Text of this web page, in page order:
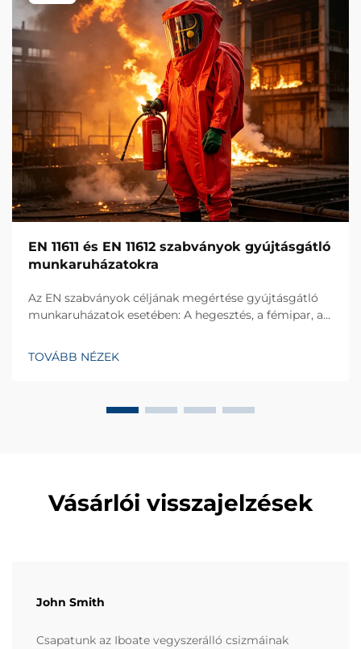
EN 11611 és EN 11612 szabványok gyújtásgátló
munkaruházatokra
Az EN szabványok céljának megértése gyújtásgátló
munkaruházatok esetében: A hegesztés, a fémipar, a
kockázatot jelentő iparágakban a gyújtásgátló
TOVÁBB NÉZEK
Vásárlói visszajelzések
John Smith
Csapatunk az Iboate vegyszerálló csizmáinak